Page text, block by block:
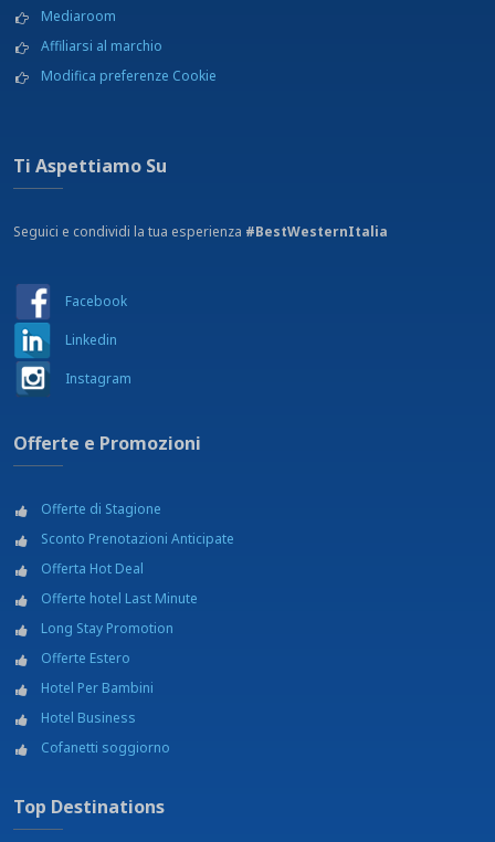
Mediaroom
Affiliarsi al marchio
Modifica preferenze Cookie
Ti Aspettiamo Su
Seguici e condividi la tua esperienza #BestWesternItalia
Facebook
Linkedin
Instagram
Offerte e Promozioni
Offerte di Stagione
Sconto Prenotazioni Anticipate
Offerta Hot Deal
Offerte hotel Last Minute
Long Stay Promotion
Offerte Estero
Hotel Per Bambini
Hotel Business
Cofanetti soggiorno
Top Destinations